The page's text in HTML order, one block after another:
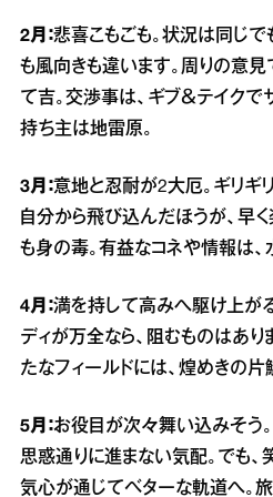
2月：悲喜こもごも。状況は同じ
も風向きも違います。周りの意見
て吉。交渉事は、ギブ＆テイク
持ち主は地雷原。
3月：意地と忍耐が2大厄。ギリギ
自分から飛び込んだほうが、早
も身の毒。有益なコネや情報は、
4月：満を持して高みへ駆け上がる
ディが万全なら、阻むものはあ
たなフィールドには、煌めきの片
5月：お役目が次々舞い込みそう。
思惑通りに進まない気配。でも、
気心が通じてベターな軌道へ。旅